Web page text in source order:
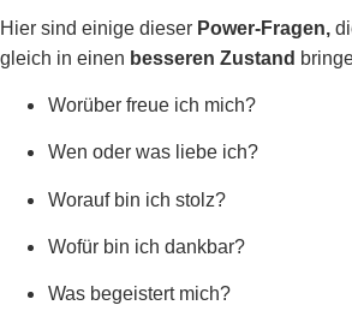
Hier sind einige dieser Power-Fragen,
gleich in einen besseren Zustand
Worüber freue ich mich?
Wen oder was liebe ich?
Worauf bin ich stolz?
Wofür bin ich dankbar?
Was begeistert mich?